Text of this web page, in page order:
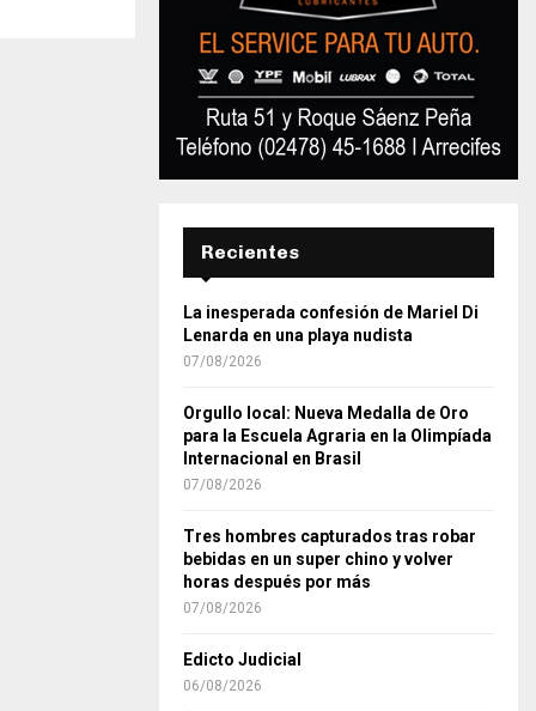
Recientes
La inesperada confesión de Mariel Di
Lenarda en una playa nudista
07/08/2026
Orgullo local: Nueva Medalla de Oro
para la Escuela Agraria en la Olimpíada
Internacional en Brasil
07/08/2026
Tres hombres capturados tras robar
bebidas en un super chino y volver
horas después por más
07/08/2026
Edicto Judicial
06/08/2026